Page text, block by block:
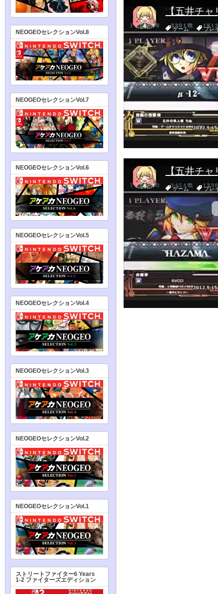
NEOGEOセレクションVol.8
NEOGEOセレクションVol.7
NEOGEOセレクションVol.6
NEOGEOセレクションVol.5
NEOGEOセレクションVol.4
NEOGEOセレクションVol.3
NEOGEOセレクションVol.2
NEOGEOセレクションVol.1
ストリートファイター6 Years
1-2 ファイターズエディション